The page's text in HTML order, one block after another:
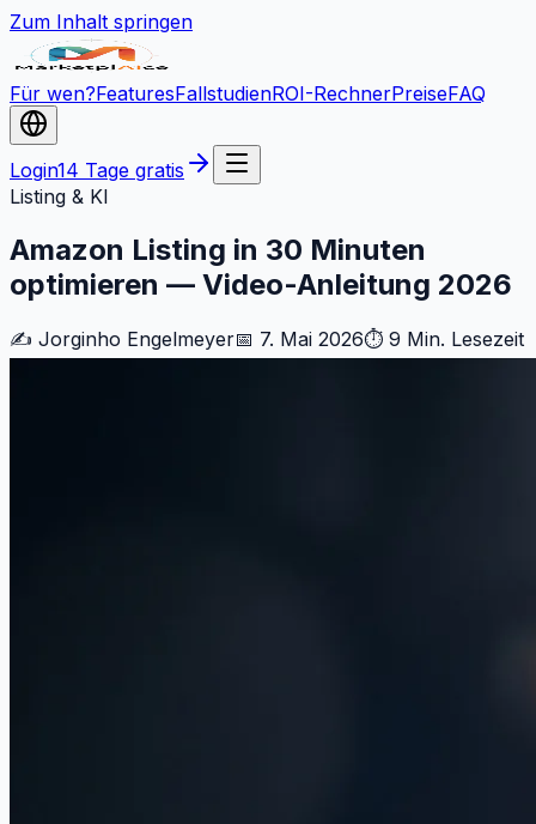
Zum Inhalt springen
Für wen?FeaturesFallstudienROI-RechnerPreiseFAQ
Login14 Tage gratis
Listing & KI
Amazon Listing in 30 Minuten
optimieren — Video-Anleitung 2026
✍️ Jorginho Engelmeyer📅 7. Mai 2026⏱ 9 Min. Lesezeit